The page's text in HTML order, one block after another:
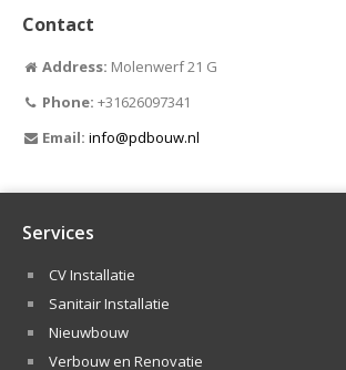
Contact
Address: Molenwerf 21 G
Phone: +31626097341
Email: info@pdbouw.nl
Services
CV Installatie
Sanitair Installatie
Nieuwbouw
Verbouw en Renovatie